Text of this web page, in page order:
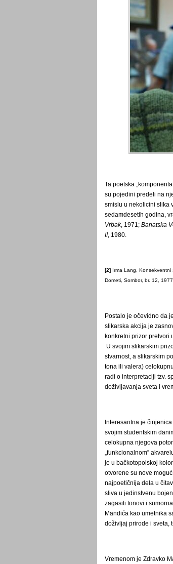
Ta poetska
su pojedini predeli na
smislu u nekolicini slika
sedamdesetih godina,
Vrbak, 1971; Banatska
II, 1980.
[2] Irma Lang, Konsekventni
Dometi, Sombor, br. 12, 1977.
Postalo je očevidno da
slikarska akcija je
konkretni prizor pretvori
U svojim slikarskim
stvarnost, a slikarskim
tona ili valera)
radi o interpretaciji tzv.
doživljavanja sveta i
Interesantna je
svojim studentskim
celokupna njegova
„funkcionalnom”
je u bačkotopolskoj
otvorene su nove
najpoetičnija dela u
sliva u jedinstvenu
zagasiti tonovi i
Mandića kao umetnika
doživljaj prirode i sveta,
Vremenom je Zdravko